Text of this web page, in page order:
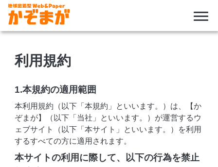
Skip
content利用規約
1.本規約の適用範囲
本利用規約（以下「本規約」といいます。）は、【か
ぞまが】（以下「当社」といいます。）が運営するウ
ェブサイト（以下「本サイト」といいます。）を利用
するすべての方に適用されます。
本サイトの利用に際して、以下の行為を禁止